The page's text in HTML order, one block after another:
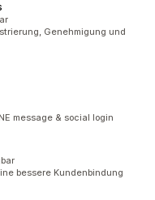
Genehmigung und
message & social login
bessere Kundenbindung